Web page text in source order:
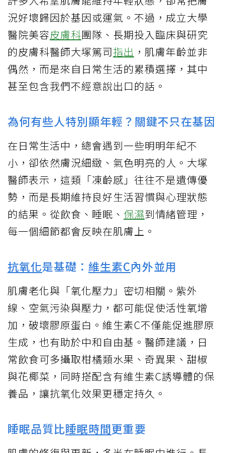
況好壞歸因於基因或運氣。不過，成立大學
醫院美容皮膚科團隊、長期投入臨床與研究
的皮膚科醫師大塚篤司指出 ，肌膚年齡並非
偶然，而是來自日常生活的累積選擇，其中
甚至包含我們不經意說出口的話。
為何有些人特別顯年輕？關鍵不只在基因
在日常生活中，總會遇到一些明明年紀不
小，卻依然膚況細緻、氣色明亮的人。大塚
醫師表示，這類「凍齡感」往往不是遺傳優
勢，而是長期維持良好生活習慣與心理狀態
的結果。從飲食、睡眠、 保濕到情緒管理，
每一個細節都會反映在肌膚上。
抗氧化是基礎： 維生素C內外並用
肌膚老化與「氧化壓力」密切相關。紫外
線、空氣污染與壓力，都可能促使活性氧增
加，破壞膠原蛋白。維生素C不僅能促進膠原
生成，也有助於中和自由基。醫師建議，日
常飲食可多攝取柑橘類水果、奇異果、甜椒
與花椰菜，同時搭配含有維生素C誘導體的保
養品，讓抗氧化效果更穩定持久。
睡眠品質比睡眠時間更重要